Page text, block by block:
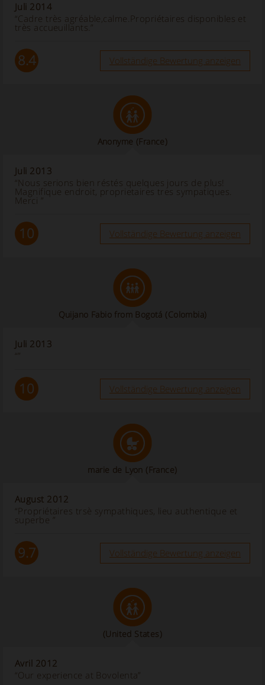
Juli 2014
“Cadre très agréable,calme.Propriétaires disponibles et
très accueuillants.”
8.4 Vollständige Bewertung anzeigen
Anonyme (France)
Juli 2013
“Nous serions bien réstés quelques jours de plus!
Magnifique endroit, proprietaires tres sympatiques.
Merci ”
10 Vollständige Bewertung anzeigen
Quijano Fabio from Bogotá (Colombia)
Juli 2013
“”
10 Vollständige Bewertung anzeigen
marie de Lyon (France)
August 2012
“Propriétaires trsè sympathiques, lieu authentique et
superbe ”
9.7 Vollständige Bewertung anzeigen
(United States)
Avril 2012
“Our experience at Bovolenta”